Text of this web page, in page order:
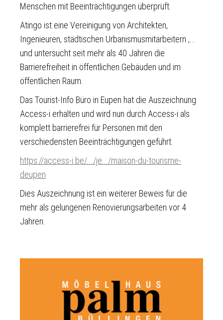
Menschen mit Beeinträchtigungen überprüft.
Atingo ist eine Vereinigung von Architekten,
Ingenieuren, städtischen Urbanismusmitarbeitern ,...
und untersucht seit mehr als 40 Jahren die
Barrierefreiheit in öffentlichen Gebäuden und im
öffentlichen Raum.
Das Tourist-Info Büro in Eupen hat die Auszeichnung
Access-i erhalten und wird nun durch Access-i als
komplett barrierefrei für Personen mit den
verschiedensten Beeinträchtigungen geführt.
https://access-i.be/.../je.../maison-du-tourisme-
deupen
Dies Auszeichnung ist ein weiterer Beweis für die
mehr als gelungenen Renovierungsarbeiten vor 4
Jahren.